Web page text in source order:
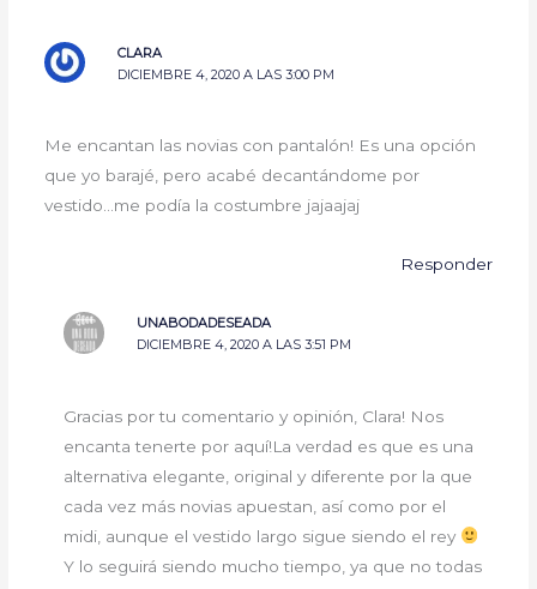
CLARA
DICIEMBRE 4, 2020 A LAS 3:00 PM
Me encantan las novias con pantalón! Es una opción
que yo barajé, pero acabé decantándome por
vestido…me podía la costumbre jajaajaj
Responder
UNABODADESEADA
DICIEMBRE 4, 2020 A LAS 3:51 PM
Gracias por tu comentario y opinión, Clara! Nos
encanta tenerte por aquí!La verdad es que es una
alternativa elegante, original y diferente por la que
cada vez más novias apuestan, así como por el
midi, aunque el vestido largo sigue siendo el rey
Y lo seguirá siendo mucho tiempo, ya que no todas